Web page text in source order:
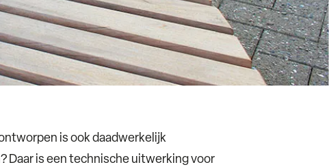
is ook daadwerkelijk
Daar is een technische uitwerking voor